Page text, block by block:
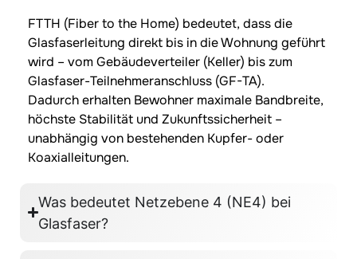
FTTH (Fiber to the Home) bedeutet, dass die
Glasfaserleitung direkt bis in die Wohnung geführt
wird – vom Gebäudeverteiler (Keller) bis zum
Glasfaser-Teilnehmeranschluss (GF-TA).
Dadurch erhalten Bewohner maximale Bandbreite,
höchste Stabilität und Zukunftssicherheit –
unabhängig von bestehenden Kupfer- oder
Koaxialleitungen.
Was bedeutet Netzebene 4 (NE4) bei
Glasfaser?